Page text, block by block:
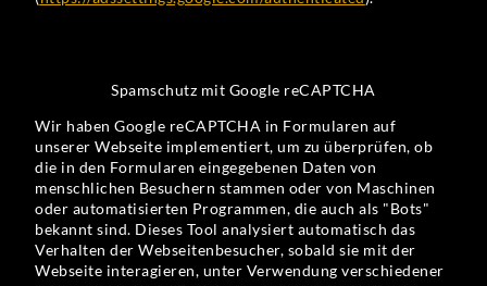
Spamschutz mit Google reCAPTCHA
Wir haben Google reCAPTCHA in Formularen auf
unserer Webseite implementiert, um zu überprüfen, ob
die in den Formularen eingegebenen Daten von
menschlichen Besuchern stammen oder von Maschinen
oder automatisierten Programmen, die auch als "Bots"
bekannt sind. Dieses Tool analysiert automatisch das
Verhalten der Webseitenbesucher, sobald sie mit der
Webseite interagieren, unter Verwendung verschiedener